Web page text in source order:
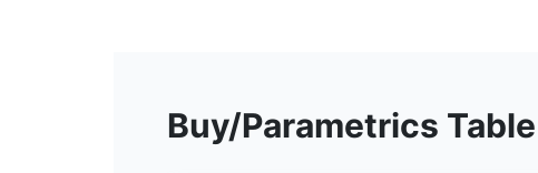
Buy/Parametrics Table